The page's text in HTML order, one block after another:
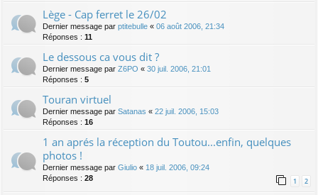
Lège - Cap ferret le 26/02
Dernier message par ptitebulle « 06 août 2006, 21:34
Réponses : 11
Le dessous ca vous dit ?
Dernier message par Z6PO « 30 juil. 2006, 21:01
Réponses : 5
Touran virtuel
Dernier message par Satanas « 22 juil. 2006, 15:03
Réponses : 16
1 an aprés la réception du Toutou...enfin, quelques
photos !
Dernier message par Giulio « 18 juil. 2006, 09:24
Réponses : 28 1 2